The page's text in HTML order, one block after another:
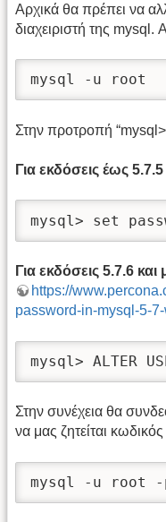
Αρχικά θα πρέπει να
διαχειριστή της mysql.
mysql -u root
Στην προτροπή
Για εκδόσεις έως 5.7.5
mysql> set
Για εκδόσεις 5.7.6 και
https://
password-in-mysql-5-
mysql> ALTER
Στην συνέχεια θα
να μας ζητείται κωδικός
mysql -u root -